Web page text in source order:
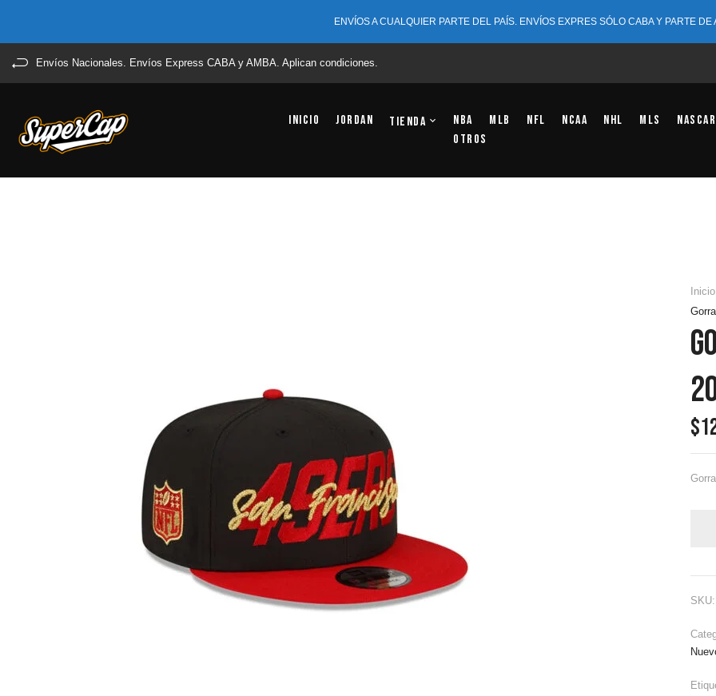
ENVÍOS A CUALQUIER PARTE DEL PAÍS. ENVÍOS EXPRES SÓLO CABA Y PARTE DE
Envíos Nacionales. Envíos Express CABA y AMBA. Aplican condiciones.
Inicio Jordan Tienda NBA MLB NFL NCAA NHL MLS
NASCAR
OTROS
Inicio
$